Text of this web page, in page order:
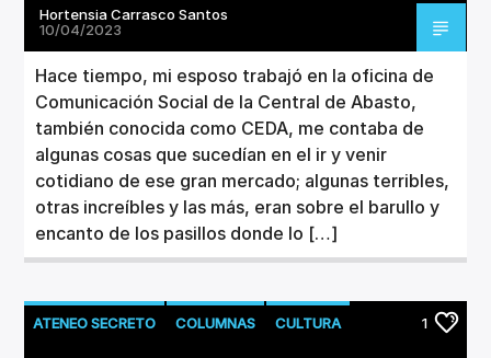
Hortensia Carrasco Santos
10/04/2023
Hace tiempo, mi esposo trabajó en la oficina de
Comunicación Social de la Central de Abasto,
también conocida como CEDA, me contaba de
algunas cosas que sucedían en el ir y venir
cotidiano de ese gran mercado; algunas terribles,
otras increíbles y las más, eran sobre el barullo y
encanto de los pasillos donde lo […]
ATENEO SECRETO COLUMNAS CULTURA 1